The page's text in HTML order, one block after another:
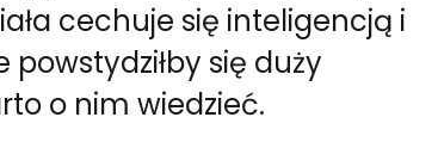
cechuje się inteligencją i
się duży
o nim wiedzieć.